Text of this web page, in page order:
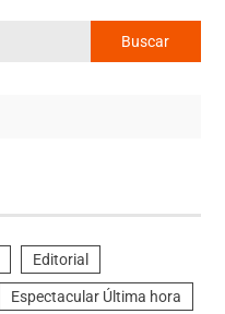
Editorial
Espectacular Última hora